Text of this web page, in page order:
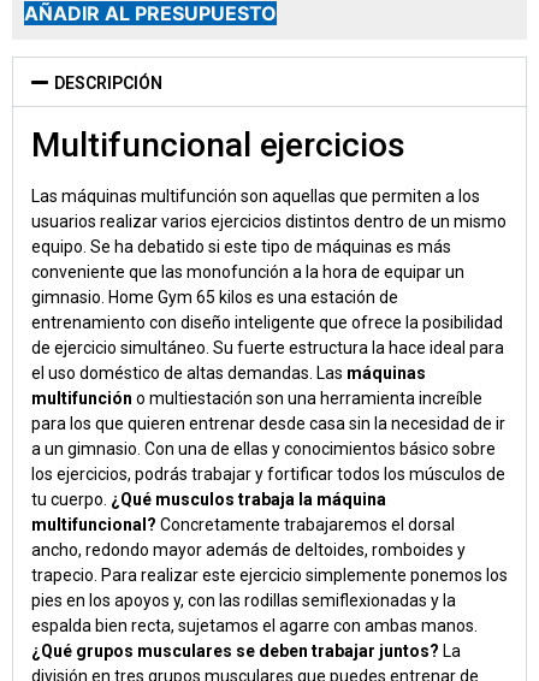
AÑADIR AL PRESUPUESTO
DESCRIPCIÓN
Multifuncional ejercicios
Las máquinas multifunción son aquellas que permiten a los
usuarios realizar varios ejercicios distintos dentro de un mismo
equipo. Se ha debatido si este tipo de máquinas es más
conveniente que las monofunción a la hora de equipar un
gimnasio. Home Gym 65 kilos es una estación de
entrenamiento con diseño inteligente que ofrece la posibilidad
de ejercicio simultáneo. Su fuerte estructura la hace ideal para
el uso doméstico de altas demandas. Las máquinas
multifunción o multiestación son una herramienta increíble
para los que quieren entrenar desde casa sin la necesidad de ir
a un gimnasio. Con una de ellas y conocimientos básico sobre
los ejercicios, podrás trabajar y fortificar todos los músculos de
tu cuerpo. ¿Qué musculos trabaja la máquina
multifuncional? Concretamente trabajaremos el dorsal
ancho, redondo mayor además de deltoides, romboides y
trapecio. Para realizar este ejercicio simplemente ponemos los
pies en los apoyos y, con las rodillas semiflexionadas y la
espalda bien recta, sujetamos el agarre con ambas manos.
¿Qué grupos musculares se deben trabajar juntos? La
división en tres grupos musculares que puedes entrenar de